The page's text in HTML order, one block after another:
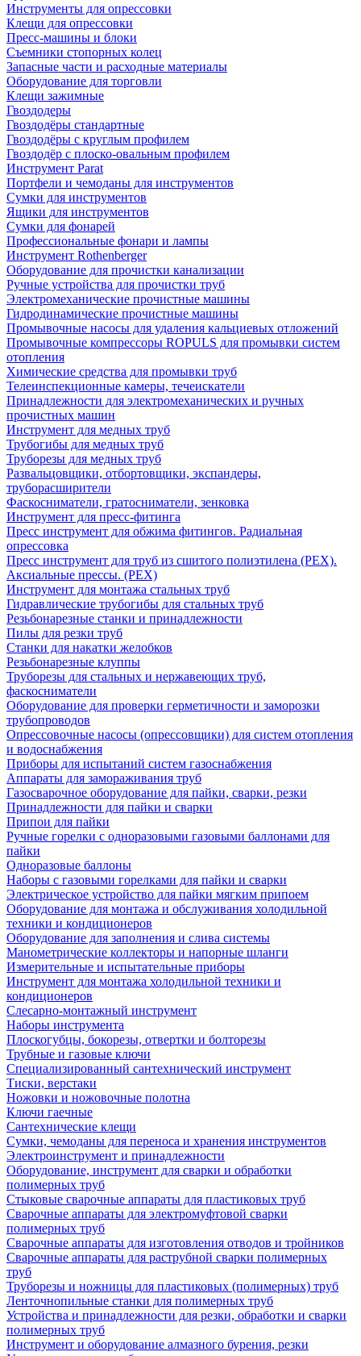
Инструменты для опрессовки
Клещи для опрессовки
Пресс-машины и блоки
Съемники стопорных колец
Запасные части и расходные материалы
Оборудование для торговли
Клещи зажимные
Гвоздодеры
Гвоздодёры стандартные
Гвоздодёры с круглым профилем
Гвоздодёр с плоско-овальным профилем
Инструмент Parat
Портфели и чемоданы для инструментов
Сумки для инструментов
Ящики для инструментов
Сумки для фонарей
Профессиональные фонари и лампы
Инструмент Rothenberger
Оборудование для прочистки канализации
Ручные устройства для прочистки труб
Электромеханические прочистные машины
Гидродинамические прочистные машины
Промывочные насосы для удаления кальциевых отложений
Промывочные компрессоры ROPULS для промывки систем
отопления
Химические средства для промывки труб
Телеинспекционные камеры, течеискатели
Принадлежности для электромеханических и ручных
прочистных машин
Инструмент для медных труб
Трубогибы для медных труб
Труборезы для медных труб
Развальцовщики, отбортовщики, экспандеры,
труборасширители
Фаскосниматели, гратосниматели, зенковка
Инструмент для пресс-фитинга
Пресс инструмент для обжима фитингов. Радиальная
опрессовка
Пресс инструмент для труб из сшитого полиэтилена (PEX).
Аксиальные прессы. (PEX)
Инструмент для монтажа стальных труб
Гидравлические трубогибы для стальных труб
Резьбонарезные станки и принадлежности
Пилы для резки труб
Станки для накатки желобков
Резьбонарезные клуппы
Труборезы для стальных и нержавеющих труб,
фаскосниматели
Оборудование для проверки герметичности и заморозки
трубопроводов
Опрессовочные насосы (опрессовщики) для систем отопления
и водоснабжения
Приборы для испытаний систем газоснабжения
Аппараты для замораживания труб
Газосварочное оборудование для пайки, сварки, резки
Принадлежности для пайки и сварки
Припои для пайки
Ручные горелки с одноразовыми газовыми баллонами для
пайки
Одноразовые баллоны
Наборы с газовыми горелками для пайки и сварки
Электрическое устройство для пайки мягким припоем
Оборудование для монтажа и обслуживания холодильной
техники и кондиционеров
Оборудование для заполнения и слива системы
Манометрические коллекторы и напорные шланги
Измерительные и испытательные приборы
Инструмент для монтажа холодильной техники и
кондиционеров
Слесарно-монтажный инструмент
Наборы инструмента
Плоскогубцы, бокорезы, отвертки и болторезы
Трубные и газовые ключи
Специализированный сантехнический инструмент
Тиски, верстаки
Ножовки и ножовочные полотна
Ключи гаечные
Сантехнические клещи
Сумки, чемоданы для переноса и хранения инструментов
Электроинструмент и принадлежности
Оборудование, инструмент для сварки и обработки
полимерных труб
Стыковые сварочные аппараты для пластиковых труб
Сварочные аппараты для электромуфтовой сварки
полимерных труб
Сварочные аппараты для изготовления отводов и тройников
Сварочные аппараты для раструбной сварки полимерных
труб
Труборезы и ножницы для пластиковых (полимерных) труб
Ленточнопильные станки для полимерных труб
Устройства и принадлежности для резки, обработки и сварки
полимерных труб
Инструмент и оборудование алмазного бурения, резки